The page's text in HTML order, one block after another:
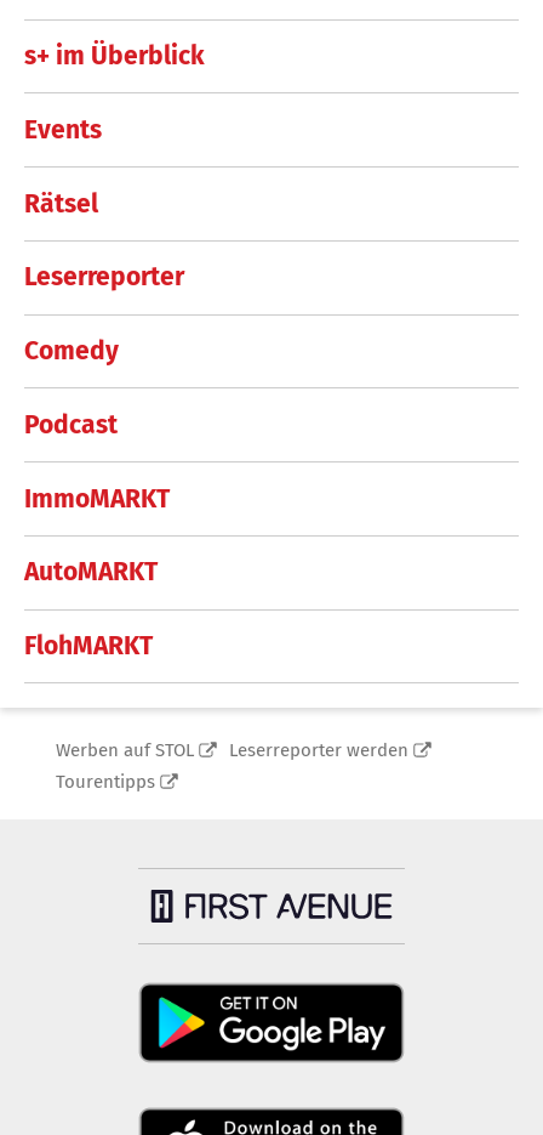
s+ im Überblick
Events
Rätsel
Leserreporter
Comedy
Podcast
ImmoMARKT
AutoMARKT
FlohMARKT
Werben auf STOL
Leserreporter werden
Tourentipps